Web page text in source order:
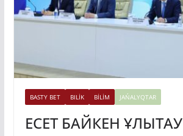
BASTY BET BILİK BİLİM JAŃALYQTAR
ЕСЕТ БАЙКЕН ҰЛЫТАУ